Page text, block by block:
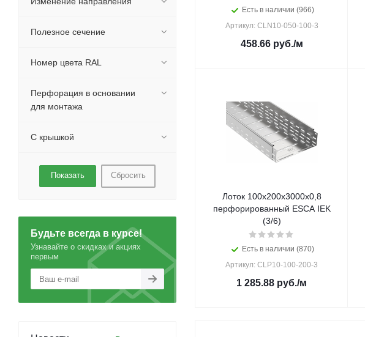
Есть в наличии (966)
Артикул: CLN10-050-100-3
458.66руб./м
Лоток 100х200х3000х0,8
перфорированный ESCA IEK
(3/6)
Есть в наличии (870)
Артикул: CLP10-100-200-3
1 285.88 руб./м
Полезное сечение
Номер цвета RAL
Перфорация в основании
для монтажа
С крышкой
Сбросить
Будьте всегда в курсе!
Узнавайте о скидках и акциях
первым